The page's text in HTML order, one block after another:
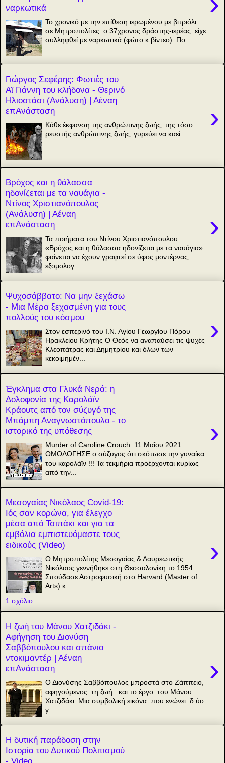
ναρκωτικά
Το χρονικό με την επίθεση ιερωμένου με βιτριόλι
σε Μητροπολίτες: ο 37χρονος δράστης-ιερέας είχε
συλληφθεί με ναρκωτικά (φώτο κ βίντεο) Πο...
Γιώργος Σεφέρης: Φωτιές του
Αϊ Γιάννη του κλήδονα - Θερινό
Ηλιοστάσι (Ανάλυση) | Αέναη
επΑνάσταση
›
Κάθε έκφανση της ανθρώπινης ζωής, της τόσο
ρευστής ανθρώπινης ζωής, γυρεύει να καεί.
Βρόχος και η θάλασσα
ηδονίζεται με τα ναυάγια -
Ντίνος Χριστιανόπουλος
(Ανάλυση) | Αέναη
επΑνάσταση
›
Τα ποιήματα του Ντίνου Χριστιανόπουλου
«Βρόχος και η θάλασσα ηδονίζεται με τα ναυάγια»
φαίνεται να έχουν γραφτεί σε ύφος μοντέρνας,
εξομολογ...
Ψυχοσάββατο: Να μην ξεχάσω
- Μια Μέρα ξεχασμένη για τους
πολλούς του κόσμου
›
Στον εσπερινό του Ι.Ν. Αγίου Γεωργίου Πόρου
Ηρακλείου Κρήτης Ο Θεός να αναπαύσει τις ψυχές
Κλεοπάτρας και Δημητρίου και όλων των
κεκοιμημέν...
Έγκλημα στα Γλυκά Νερά: η
Δολοφονία της Καρολάϊν
Κράουτς από τον σύζυγό της
Μπάμπη Αναγνωστόπουλο - το
ιστορικό της υπόθεσης
›
Murder of Caroline Crouch 11 Μαΐου 2021
ΟΜΟΛΟΓΗΣΕ ο σύζυγος ότι σκότωσε την γυναίκα
του καρολάϊν !!! Τα τεκμήρια προέρχονται κυρίως
από την...
Μεσογαίας Νικόλαος Covid-19:
Ιός σαν κορώνα, για έλεγχο
μέσα από Τσιπάκι και για τα
εμβόλια εμπιστευόμαστε τους
ειδικούς (Video)
›
Ο Μητροπολίτης Μεσογαίας & Λαυρεωτικής
Νικόλαος γεννήθηκε στη Θεσσαλονίκη το 1954 .
Σπούδασε Αστροφυσική στο Harvard (Master of
Arts) κ...
1 σχόλιο:
Η ζωή του Μάνου Χατζιδάκι -
Αφήγηση του Διονύση
Σαββόπουλου και σπάνιο
ντοκιμαντέρ | Αέναη
επΑνάσταση
›
Ο Διονύσης Σαββόπουλος μπροστά στο Ζάππειο,
αφηγούμενος τη ζωή και το έργο του Μάνου
Χατζιδάκι. Μια συμβολική εικόνα που ενώνει δ ύο
γ...
Η δυτική παράδοση στην
Ιστορία του Δυτικού Πολιτισμού
- Video